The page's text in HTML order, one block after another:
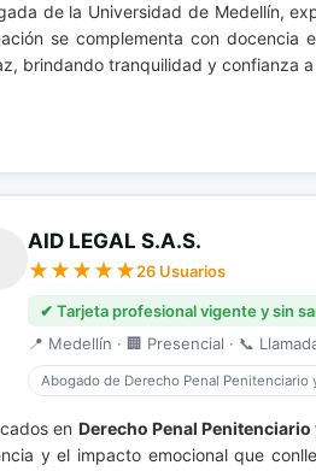
de la Universidad de Medellín,
se complementa con docencia
brindando tranquilidad y confianza
AID LEGAL S.A.S.
26 Usuarios
✔ Tarjeta profesional vigente y sin
📍 Medellín · 🏢 Presencial · 📞
Abogado de Derecho Penal Penitenciario
en Derecho Penal
y el impacto emocional que